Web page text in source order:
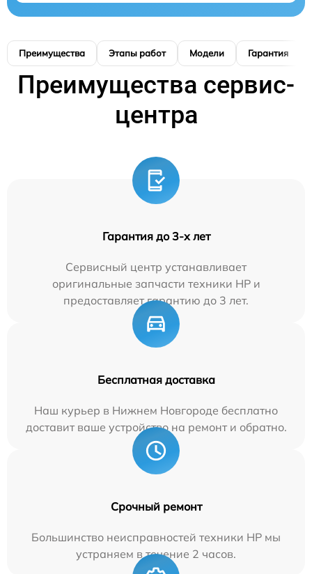
Преимущества Этапы работ Модели Гарантия
Преимущества сервис-
центра
Гарантия до 3-х лет
Сервисный центр устанавливает
оригинальные запчасти техники HP и
предоставляет гарантию до 3 лет.
Бесплатная доставка
Наш курьер в Нижнем Новгороде бесплатно
доставит ваше устройство на ремонт и обратно.
Срочный ремонт
Большинство неисправностей техники HP мы
устраняем в течение 2 часов.